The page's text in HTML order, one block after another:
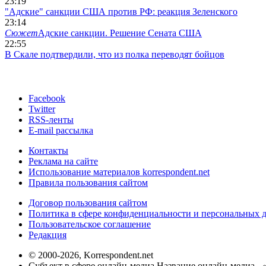
"Адские" санкции США против РФ: реакция Зеленского
23:14
СюжетАдские санкции. Решение Сената США
22:55
В Скале подтвердили, что из полка переводят бойцов
Facebook
Twitter
RSS-ленты
E-mail рассылка
Контакты
Реклама на сайте
Использование материалов korrespondent.net
Правила пользования сайтом
Договор пользования сайтом
Политика в сфере конфиденциальности и персональных
Пользовательское соглашение
Редакция
© 2000-2026, Korrespondent.net